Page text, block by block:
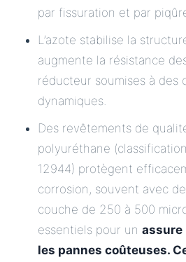
par fissuration et par
L’azote stabilise la
augmente la résistance
réducteur soumises à des
dynamiques.
Des revêtements de
polyuréthane
12944) protègent
corrosion, souvent avec
couche de 250 à 500
essentiels pour un assure
les pannes coûteuses.